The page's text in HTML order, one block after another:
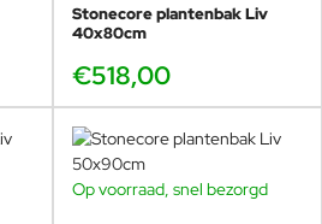
Stonecore plantenbak Liv
40x80cm
€518,00
Op voorraad, snel bezorgd